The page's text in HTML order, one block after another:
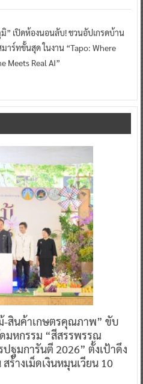
” เปิดห้องนอนลับ! ชวนอัปเกรดบ้าน
าร์ทขั้นสุด ในงาน “Tapo: Where
Meets Real AI”
-สินค้าเกษตรคุณภาพ” ขับ
มหกรรม “สีสรรพรรณ
ฐมการันตี 2026” ตั้งเป้าดึง
ร้างเม็ดเงินหมุนเวียน 10